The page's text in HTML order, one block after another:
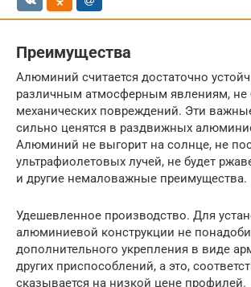
Преимущества
Алюминий считается достаточно
различным атмосферным явлениям, не
механических повреждений. Эти
сильно ценятся в раздвижных
Алюминий не выгорит на солнце, не
ультрафиолетовых лучей, не будет
и другие немаловажные преимущества.
Удешевленное производство. Для
алюминиевой конструкции не
дополнительного укрепления в виде
других приспособлений, а это,
сказывается на низкой цене профилей.